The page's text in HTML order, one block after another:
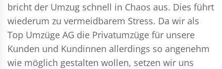
bricht der Umzug schnell in Chaos aus. Dies führt
wiederum zu vermeidbarem Stress. Da wir als
Top Umzüge AG die Privatumzüge für unsere
Kunden und Kundinnen allerdings so angenehm
wie möglich gestalten wollen, setzen wir uns